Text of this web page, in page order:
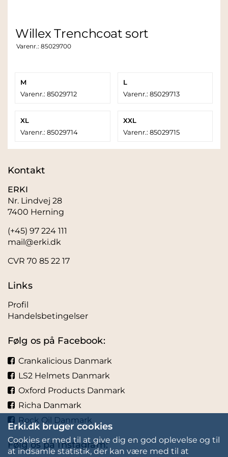
Willex Trenchcoat sort
Varenr.: 85029700
M
Varenr.: 85029712
L
Varenr.: 85029713
XL
Varenr.: 85029714
XXL
Varenr.: 85029715
Kontakt
ERKI
Nr. Lindvej 28
7400 Herning
(+45) 97 224 111
mail@erki.dk
CVR 70 85 22 17
Links
Profil
Handelsbetingelser
Følg os på Facebook:
Crankalicious Danmark
LS2 Helmets Danmark
Oxford Products Danmark
Richa Danmark
Rock Oil Danmark
Følg os på Instagram:
Erki.dk bruger cookies
Cookies er med til at give dig en god oplevelse og til
at indsamle statistik, der kan være med til at